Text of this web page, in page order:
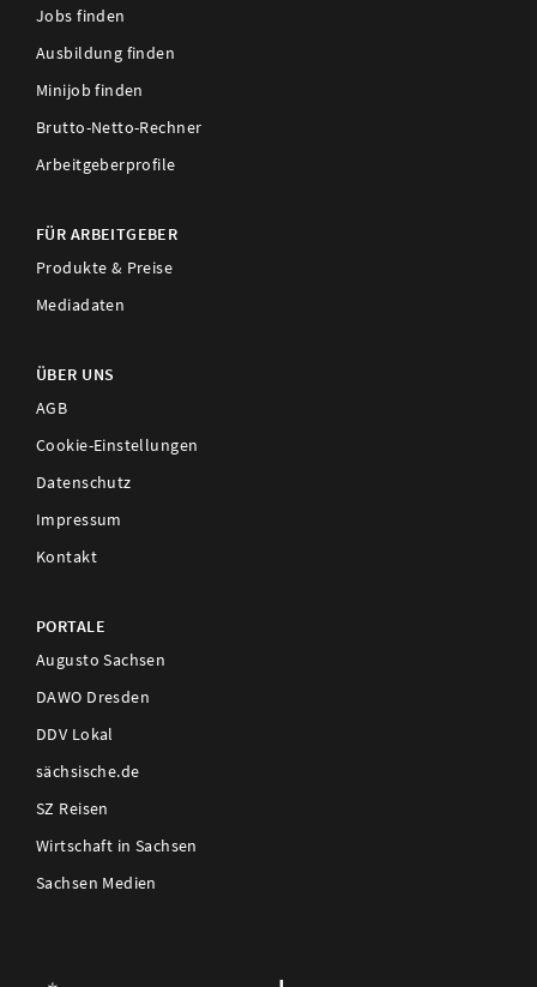
Jobs finden
Ausbildung finden
Minijob finden
Brutto-Netto-Rechner
Arbeitgeberprofile
FÜR ARBEITGEBER
Produkte & Preise
Mediadaten
ÜBER UNS
AGB
Cookie-Einstellungen
Datenschutz
Impressum
Kontakt
PORTALE
Augusto Sachsen
DAWO Dresden
DDV Lokal
sächsische.de
SZ Reisen
Wirtschaft in Sachsen
Sachsen Medien